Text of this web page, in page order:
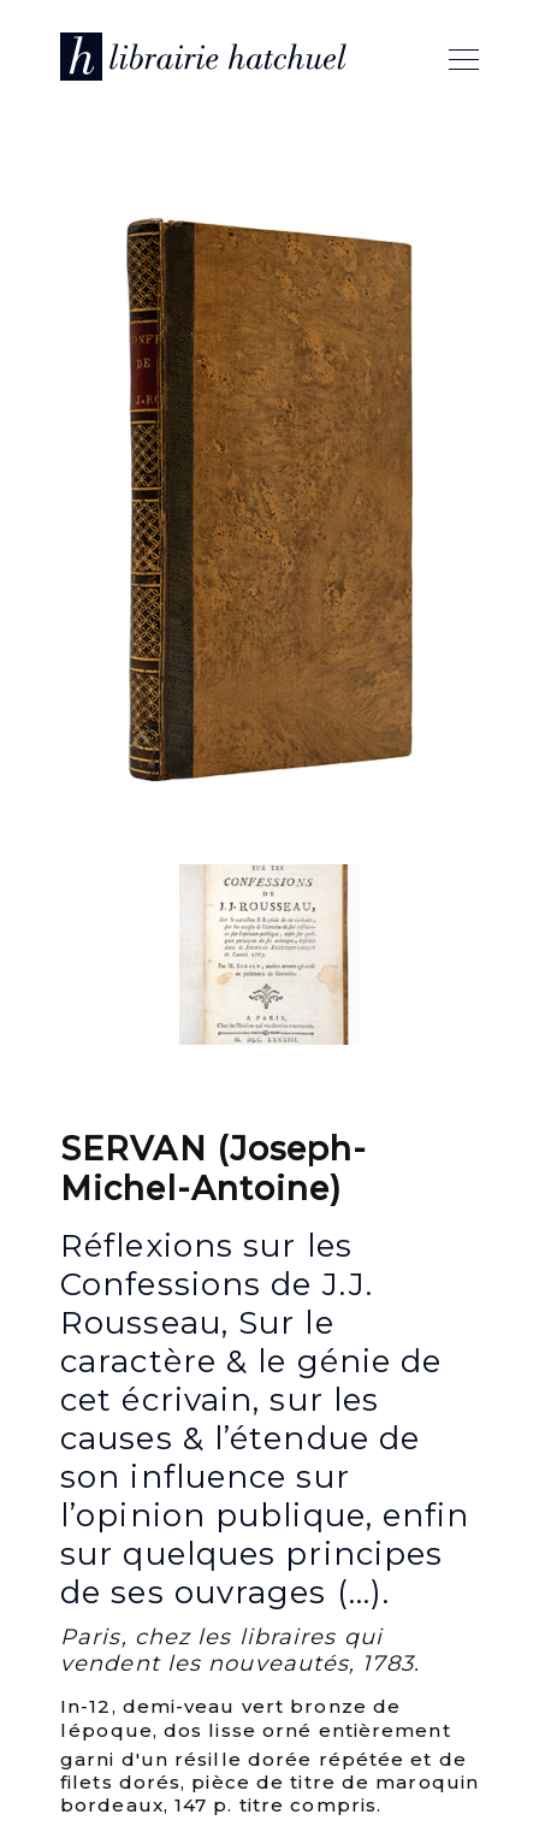
SERVAN (Joseph-
Michel-Antoine)
Réflexions sur les
Confessions de J.J.
Rousseau, Sur le
caractère & le génie de
cet écrivain, sur les
causes & l’étendue de
son influence sur
l’opinion publique, enfin
sur quelques principes
de ses ouvrages (…).
Paris, chez les libraires qui
vendent les nouveautés, 1783.
In-12, demi-veau vert bronze de
lépoque, dos lisse orné entièrement
garni d'un résille dorée répétée et de
filets dorés, pièce de titre de maroquin
bordeaux, 147 p. titre compris.